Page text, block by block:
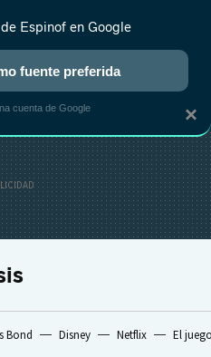
ANIME RANKINGS CINE
Bond Disney Netflix El
×
Espinof en Google
fuente preferida
cuenta de Google